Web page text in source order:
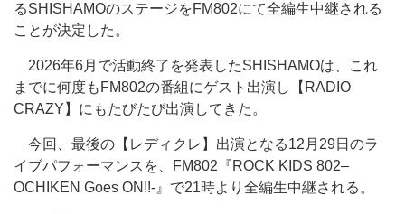
るSHISHAMOのステージをFM802にて全編生中継される
ことが決定した。
2026年6月で活動終了を発表したSHISHAMOは、これ
までに何度もFM802の番組にゲスト出演し【RADIO
CRAZY】にもたびたび出演してきた。
今回、最後の【レディクレ】出演となる12月29日のラ
イブパフォーマンスを、FM802『ROCK KIDS 802–
OCHIKEN Goes ON!!-』で21時より全編生中継される。